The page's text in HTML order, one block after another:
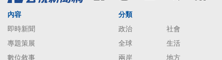
內容
即時新聞
專題策展
數位敘事
分類
政治
社會
全球
生活
兩岸
地方